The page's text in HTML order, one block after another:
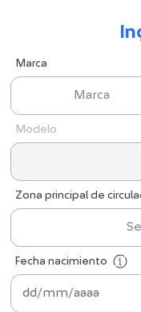
Marca
Marca
Modelo
Zona principal de
Fecha nacimiento